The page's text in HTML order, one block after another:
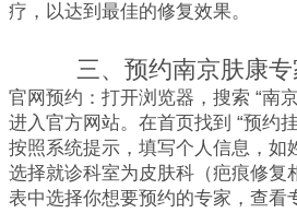
疗，以达到最佳的修复效果。
三、预约南京肤康
官网预约：打开浏览器，搜索 “南
进入官方网站。在首页找到 “预约
按照系统提示，填写个人信息，如
选择就诊科室为皮肤科（疤痕修复
表中选择你想要预约的专家，查看